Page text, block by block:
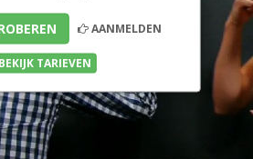
AANMELDEN
BEKIJK TARIEVEN